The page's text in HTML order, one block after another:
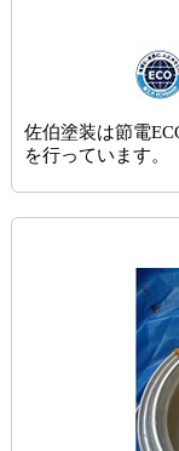
佐伯塗装は節電
を行っています。